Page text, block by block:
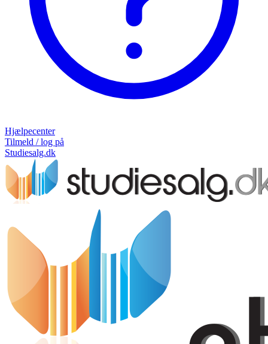
Hjælpecenter
Tilmeld / log på
Studiesalg.dk